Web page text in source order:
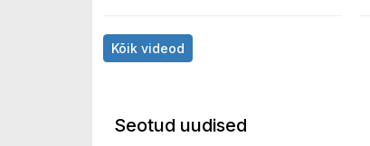
Kõik videod
Seotud uudised